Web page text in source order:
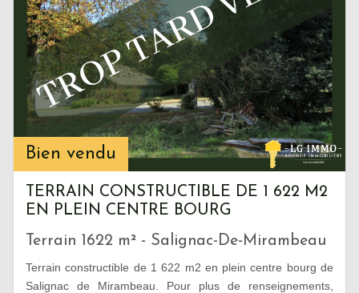
Bien vendu
TERRAIN CONSTRUCTIBLE DE 1 622 M2
EN PLEIN CENTRE BOURG
Terrain 1622 m² - Salignac-De-Mirambeau
Terrain constructible de 1 622 m2 en plein centre bourg de
Salignac de Mirambeau. Pour plus de renseignements,